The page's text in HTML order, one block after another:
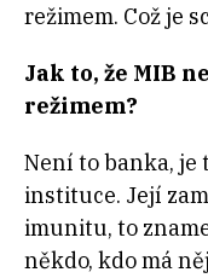
režimem. Což je
Jak to, že MIB
režimem?
Není to banka,
instituce. Její
imunitu, to
někdo, kdo má